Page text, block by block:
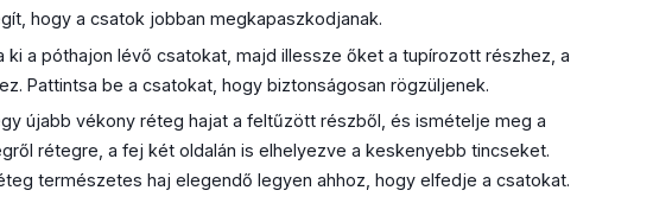
hogy a csatok jobban megkapaszkodjanak.
ki a póthajon lévő csatokat, majd illessze őket a tupírozott részhez, a
Pattintsa be a csatokat, hogy biztonságosan rögzüljenek.
újabb vékony réteg hajat a feltűzött részből, és ismételje meg a
rétegre, a fej két oldalán is elhelyezve a keskenyebb tincseket.
természetes haj elegendő legyen ahhoz, hogy elfedje a csatokat.